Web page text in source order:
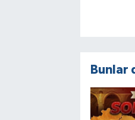
Bunlar